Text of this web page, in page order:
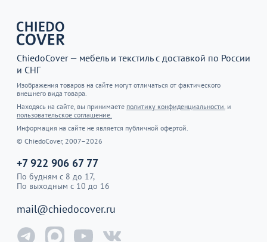
ChiedoCover — мебель и текстиль с доставкой по России
и СНГ
Изображения товаров на сайте могут отличаться от фактического
внешнего вида товара.
Находясь на сайте, вы принимаете политику конфиденциальности. и
пользовательское соглашение.
Информация на сайте не является публичной офертой.
© ChiedoCover, 2007–2026
+7 922 906 67 77
По будням с 8 до 17,
По выходным с 10 до 16
mail@chiedocover.ru